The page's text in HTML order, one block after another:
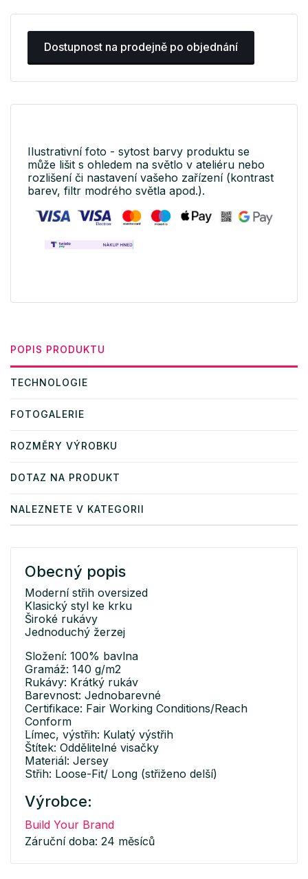
Dostupnost na prodejně po objednání
Ilustrativní foto - sytost barvy produktu se
může lišit s ohledem na světlo v ateliéru nebo
rozlišení či nastavení vašeho zařízení (kontrast
barev, filtr modrého světla apod.).
POPIS PRODUKTU
TECHNOLOGIE
FOTOGALERIE
ROZMĚRY VÝROBKU
DOTAZ NA PRODUKT
NALEZNETE V KATEGORII
Obecný popis
Moderní střih oversized
Klasický styl ke krku
Široké rukávy
Jednoduchý žerzej
Složení: 100% bavlna
Gramáž: 140 g/m2
Rukávy: Krátký rukáv
Barevnost: Jednobarevné
Certifikace: Fair Working Conditions/Reach
Conform
Límec, výstřih: Kulatý výstřih
Štítek: Oddělitelné visačky
Materiál: Jersey
Střih: Loose-Fit/ Long (střiženo delší)
Výrobce:
Build Your Brand
Záruční doba: 24 měsíců